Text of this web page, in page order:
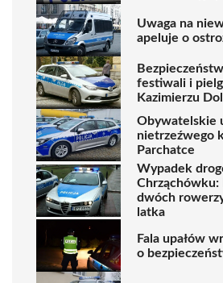
Uwaga na
apeluje o
festiwali i
Kazimierzu
Obywatelskie
nietrzeźwego
Parchatce
Wypadek
Chrząchówku:
dwóch
latka
Fala upałów
o